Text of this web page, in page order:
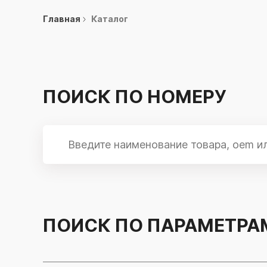
Главная Каталог
ПОИСК ПО НОМЕРУ
ПОИСК ПО